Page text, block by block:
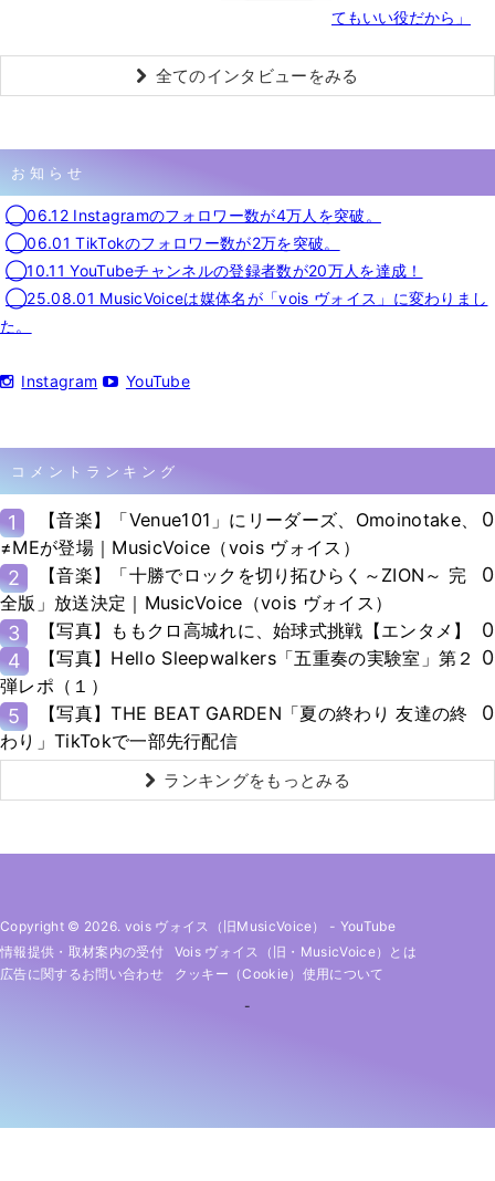
てもいい役だから」
全てのインタビューをみる
お知らせ
◯06.12 Instagramのフォロワー数が4万人を突破。
◯06.01 TikTokのフォロワー数が2万を突破。
◯10.11 YouTubeチャンネルの登録者数が20万人を達成！
◯25.08.01 MusicVoiceは媒体名が「vois ヴォイス」に変わりまし
た。
Instagram YouTube
コメントランキング
1
【音楽】「Venue101」にリーダーズ、Omoinotake、
≠MEが登場｜MusicVoice（vois ヴォイス）
0
2
【音楽】「十勝でロックを切り拓ひらく～ZION～ 完
全版」放送決定｜MusicVoice（vois ヴォイス）
0
3 【写真】ももクロ高城れに、始球式挑戦【エンタメ】
0
4
【写真】Hello Sleepwalkers「五重奏の実験室」第２
弾レポ（１）
0
5
【写真】THE BEAT GARDEN「夏の終わり 友達の終
わり」TikTokで一部先行配信
0
ランキングをもっとみる
Copyright © 2026. vois ヴォイス（旧MusicVoice） - YouTube
情報提供・取材案内の受付
Vois ヴォイス（旧・MusicVoice）とは
広告に関するお問い合わせ
クッキー（cookie）使用について
-